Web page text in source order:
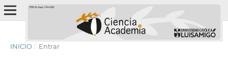
INICIO / Entrar